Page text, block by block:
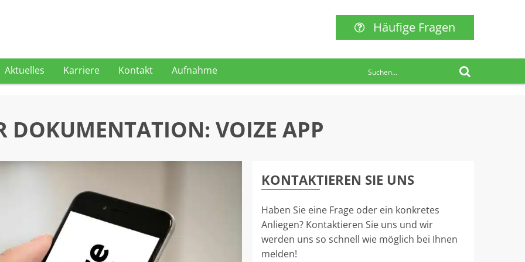
Häufige Fragen
Aktuelles Karriere Kontakt Aufnahme
DOKUMENTATION: VOIZE APP
KONTAKTIEREN SIE UNS
Haben Sie eine Frage oder ein konkretes
Anliegen? Kontaktieren Sie uns und wir
werden uns so schnell wie möglich bei Ihnen
melden!